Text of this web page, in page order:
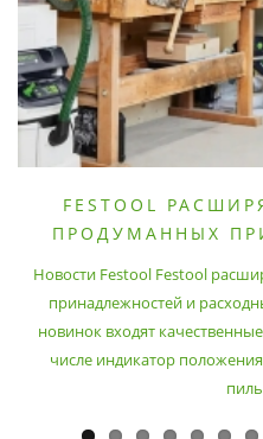
FESTOOL
ПРОДУМАННЫХ
Новости Festool Festool
принадлежностей и
новинок входят
числе индикатор